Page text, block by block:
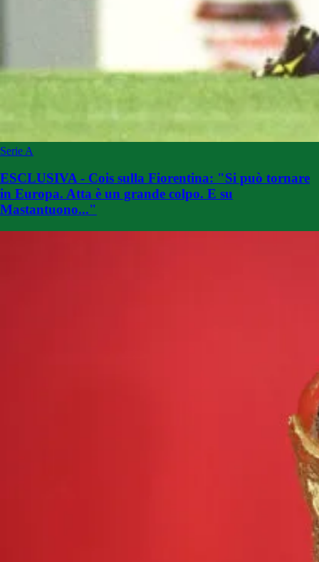
Serie A
ESCLUSIVA - Cois sulla Fiorentina: "Si può tornare
in Europa. Atta è un grande colpo. E su
Mastantuono..."